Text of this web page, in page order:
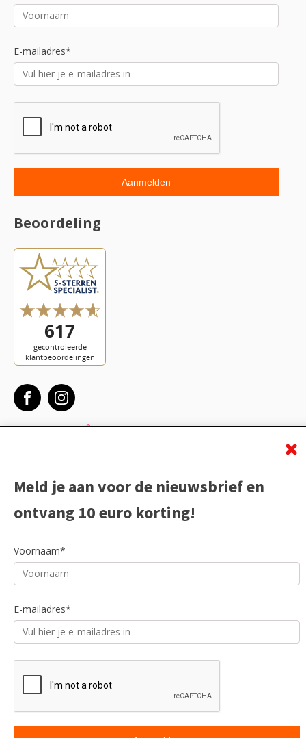
E-mailadres*
Beoordeling
Meld je aan voor de nieuwsbrief en
ontvang 10 euro korting!
Voornaam*
E-mailadres*